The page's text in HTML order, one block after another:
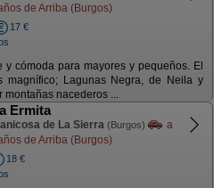
de Arriba (Burgos)
17 €
y cómoda para mayores y pequeños. El
magnífico; Lagunas Negra, de Neila y
montañas nacederos ...
Ermita
de La Sierra (Burgos)
a
de Arriba (Burgos)
18 €